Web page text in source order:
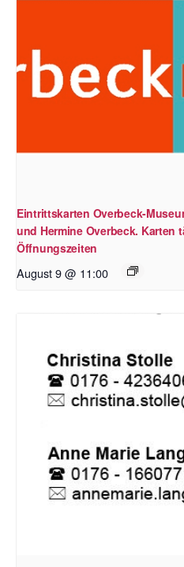
Eintrittskarten Overbeck-
und Hermine Overbeck. Karten
Öffnungszeiten
August 9 @ 11:00